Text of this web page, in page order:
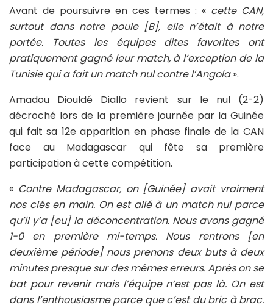
Avant de poursuivre en ces termes : « cette CAN,
surtout dans notre poule [B], elle n’était à notre
portée. Toutes les équipes dites favorites ont
pratiquement gagné leur match, à l’exception de la
Tunisie qui a fait un match nul contre l’Angola».
Amadou Diouldé Diallo revient sur le nul (2-2)
décroché lors de la première journée par la Guinée
qui fait sa 12e apparition en phase finale de la CAN
face au Madagascar qui fête sa première
participation à cette compétition.
« Contre Madagascar, on [Guinée] avait vraiment
nos clés en main. On est allé à un match nul parce
qu’il y’a [eu] la déconcentration. Nous avons gagné
1-0 en première mi-temps. Nous rentrons [en
deuxième période] nous prenons deux buts à deux
minutes presque sur des mêmes erreurs. Après on se
bat pour revenir mais l’équipe n’est pas là. On est
dans l’enthousiasme parce que c’est du bric à brac.